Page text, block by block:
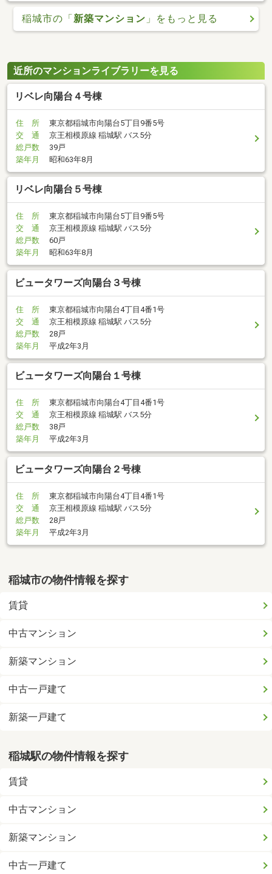
稲城市の「新築マンション 」をもっと見る
近所のマンションライブラリーを見る
リベレ向陽台４号棟
住 所
東京都稲城市向陽台5丁目9番5号
交 通
京王相模原線 稲城駅 バス5分
総戸数
39戸
築年月
昭和63年8月
リベレ向陽台５号棟
住 所
東京都稲城市向陽台5丁目9番5号
交 通
京王相模原線 稲城駅 バス5分
総戸数
60戸
築年月
昭和63年8月
ビュータワーズ向陽台３号棟
住 所
東京都稲城市向陽台4丁目4番1号
交 通
京王相模原線 稲城駅 バス5分
総戸数
28戸
築年月
平成2年3月
ビュータワーズ向陽台１号棟
住 所
東京都稲城市向陽台4丁目4番1号
交 通
京王相模原線 稲城駅 バス5分
総戸数
38戸
築年月
平成2年3月
ビュータワーズ向陽台２号棟
住 所
東京都稲城市向陽台4丁目4番1号
交 通
京王相模原線 稲城駅 バス5分
総戸数
28戸
築年月
平成2年3月
稲城市の物件情報を探す
賃貸
中古マンション
新築マンション
中古一戸建て
新築一戸建て
稲城駅の物件情報を探す
賃貸
中古マンション
新築マンション
中古一戸建て